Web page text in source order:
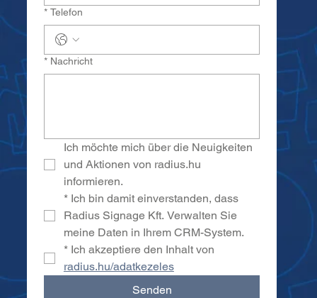
* Telefon
* Nachricht
Ich möchte mich über die Neuigkeiten
und Aktionen von radius.hu
informieren.
* Ich bin damit einverstanden, dass
Radius Signage Kft. Verwalten Sie
meine Daten in Ihrem CRM-System.
*
radius.hu/adatkezeles
Senden